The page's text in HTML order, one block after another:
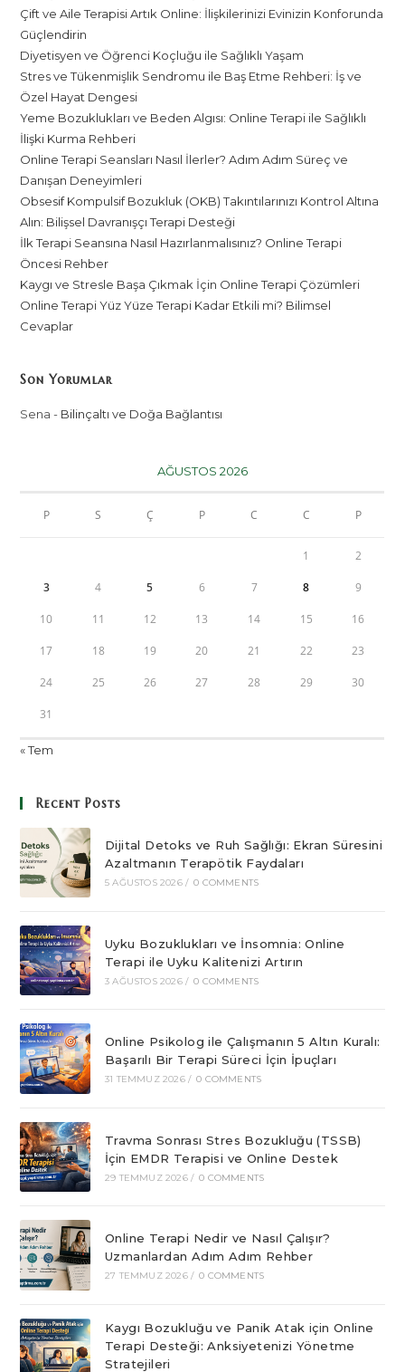
Çift ve Aile Terapisi Artık Online: İlişkilerinizi Evinizin Konforunda
Güçlendirin
Diyetisyen ve Öğrenci Koçluğu ile Sağlıklı Yaşam
Stres ve Tükenmişlik Sendromu ile Baş Etme Rehberi: İş ve
Özel Hayat Dengesi
Yeme Bozuklukları ve Beden Algısı: Online Terapi ile Sağlıklı
İlişki Kurma Rehberi
Online Terapi Seansları Nasıl İlerler? Adım Adım Süreç ve
Danışan Deneyimleri
Obsesif Kompulsif Bozukluk (OKB) Takıntılarınızı Kontrol Altına
Alın: Bilişsel Davranışçı Terapi Desteği
İlk Terapi Seansına Nasıl Hazırlanmalısınız? Online Terapi
Öncesi Rehber
Kaygı ve Stresle Başa Çıkmak İçin Online Terapi Çözümleri
Online Terapi Yüz Yüze Terapi Kadar Etkili mi? Bilimsel
Cevaplar
Son Yorumlar
Sena - Bilinçaltı ve Doğa Bağlantısı
AĞUSTOS 2026
P S Ç P C C P
1 2
3 4 5 6 7 8 9
10 11 12 13 14 15 16
17 18 19 20 21 22 23
24 25 26 27 28 29 30
31
« Tem
Recent Posts
Dijital Detoks ve Ruh Sağlığı: Ekran Süresini
Azaltmanın Terapötik Faydaları
5 AĞUSTOS 2026 / 0 COMMENTS
Uyku Bozuklukları ve İnsomnia: Online
Terapi ile Uyku Kalitenizi Artırın
3 AĞUSTOS 2026 / 0 COMMENTS
Online Psikolog ile Çalışmanın 5 Altın Kuralı:
Başarılı Bir Terapi Süreci İçin İpuçları
31 TEMMUZ 2026 / 0 COMMENTS
Travma Sonrası Stres Bozukluğu (TSSB)
İçin EMDR Terapisi ve Online Destek
29 TEMMUZ 2026 / 0 COMMENTS
Online Terapi Nedir ve Nasıl Çalışır?
Uzmanlardan Adım Adım Rehber
27 TEMMUZ 2026 / 0 COMMENTS
Kaygı Bozukluğu ve Panik Atak için Online
Terapi Desteği: Anksiyetenizi Yönetme
Stratejileri